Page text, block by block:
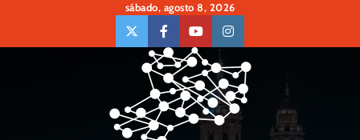
content
sábado, agosto 8, 2026
twiter Face Youtubeinsta